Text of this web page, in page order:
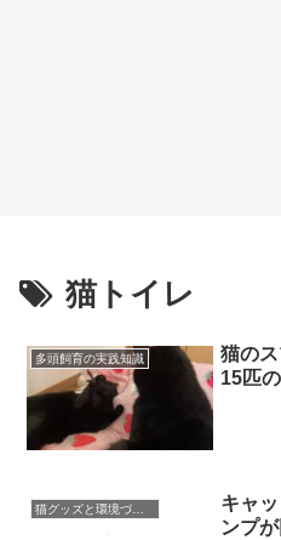
猫トイレ
多頭飼育の実践知識
猫の
15匹
猫グッズと環境づくり
キャ
ンプ